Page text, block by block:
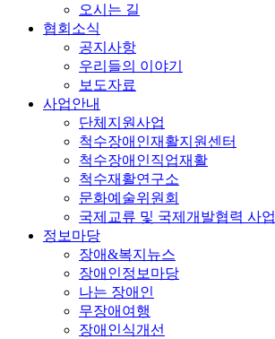
오시는 길
협회소식
공지사항
우리들의 이야기
보도자료
사업안내
단체지원사업
척수장애인재활지원센터
척수장애인직업재활
척수재활연구소
문화예술위원회
국제교류 및 국제개발협력 사업
정보마당
장애&복지뉴스
장애인정보마당
나는 장애인
무장애여행
장애인식개선